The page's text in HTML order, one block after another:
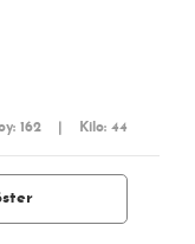
162 Kilo: 44